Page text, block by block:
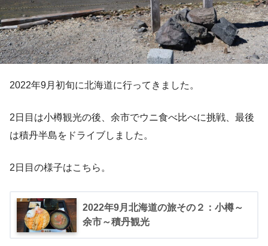
2022年9月初旬に北海道に行ってきました。
2日目は小樽観光の後、余市でウニ食べ比べに挑戦、最後
は積丹半島をドライブしました。
2日目の様子はこちら。
2022年9月北海道の旅その２：小樽～
余市～積丹観光